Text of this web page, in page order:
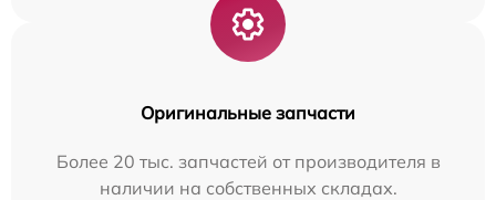
Оригинальные запчасти
Более 20 тыс. запчастей от производителя в
наличии на собственных складах.